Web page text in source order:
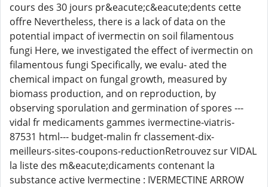
cours des 30 jours pr&eacute;c&eacute;dents cette
offre Nevertheless, there is a lack of data on the
potential impact of ivermectin on soil filamentous
fungi Here, we investigated the effect of ivermectin on
filamentous fungi Specifically, we evalu- ated the
chemical impact on fungal growth, measured by
biomass production, and on reproduction, by
observing sporulation and germination of spores ---
vidal fr medicaments gammes ivermectine-viatris-
87531 html--- budget-malin fr classement-dix-
meilleurs-sites-coupons-reductionRetrouvez sur VIDAL
la liste des m&eacute;dicaments contenant la
substance active Ivermectine : IVERMECTINE ARROW